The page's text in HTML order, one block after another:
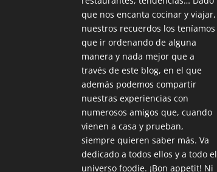
que nos encanta cocinar y viajar,
nuestros recuerdos los teníamos
que ir ordenando de alguna
manera y nada mejor que a
través de este blog, en el que
además podemos compartir
nuestras experiencias con
numerosos amigos que, cuando
vienen a casa y prueban,
siempre quieren saber más. Va
dedicado a todos ellos y a todo el
universo foodie. ¡Bon appetit! Ni